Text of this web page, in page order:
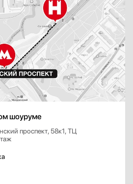
шоуруме
проспект, 58к1, ТЦ